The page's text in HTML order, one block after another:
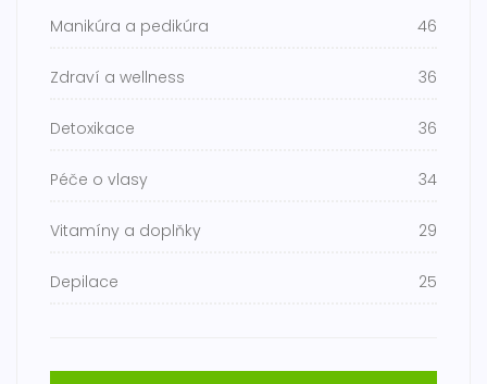
Manikúra a pedikúra 46
Zdraví a wellness 36
Detoxikace 36
Péče o vlasy 34
Vitamíny a doplňky 29
Depilace 25